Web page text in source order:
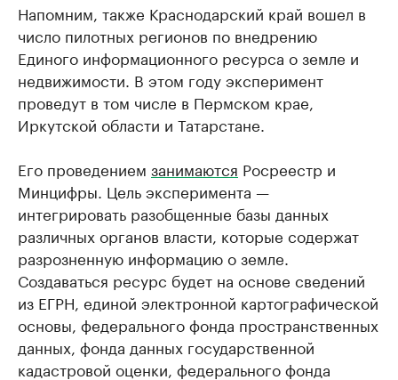
Напомним, также Краснодарский край вошел в
число пилотных регионов по внедрению
Единого информационного ресурса о земле и
недвижимости. В этом году эксперимент
проведут в том числе в Пермском крае,
Иркутской области и Татарстане.
Его проведением занимаются Росреестр и
Минцифры. Цель эксперимента —
интегрировать разобщенные базы данных
различных органов власти, которые содержат
разрозненную информацию о земле.
Создаваться ресурс будет на основе сведений
из ЕГРН, единой электронной картографической
основы, федерального фонда пространственных
данных, фонда данных государственной
кадастровой оценки, федерального фонда